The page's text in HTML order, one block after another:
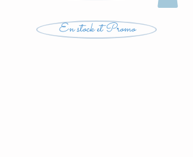
En stock et Promo